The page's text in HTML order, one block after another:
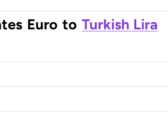
Euro to Turkish Lira